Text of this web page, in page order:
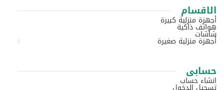
الاقسام
أجهزة منزلية كبيرة
هواتف ذاكية
شاشات
أجهزة منزلية صغيرة
حسابى
انشاء حساب